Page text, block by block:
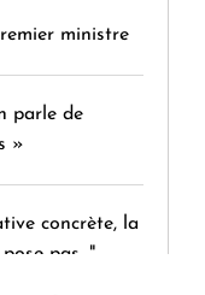
ministre
parle de
»
concrète, la
pas. "